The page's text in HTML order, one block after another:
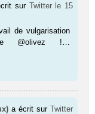
sur Twitter le 15
de vulgarisation
@olivez !…
a écrit sur Twitter